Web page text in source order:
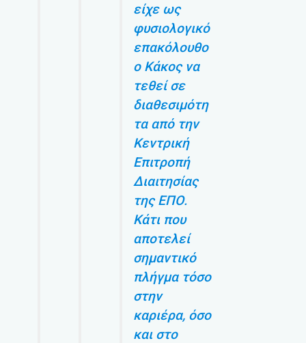
είχε ως
φυσιολογικό
επακόλουθο
ο Κάκος να
τεθεί σε
διαθεσιμότη
τα από την
Κεντρική
Επιτροπή
Διαιτησίας
της ΕΠΟ.
Κάτι που
αποτελεί
σημαντικό
πλήγμα τόσο
στην
καριέρα, όσο
και στο